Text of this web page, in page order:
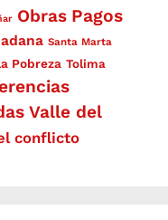
Obras Pagos
Santa Marta
Pobreza Tolima
Valle del
conflicto